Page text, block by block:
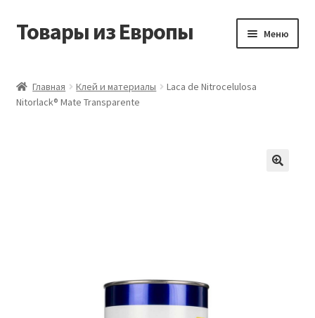
Перейти
Перейти
Товары из Европы Меню
Виды доставки
Главная Клей и материалы
Laca de Nitrocelulosa
Nitorlack® Mate Transparente